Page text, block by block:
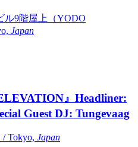
ル9階屋上（YODO
Japan
』Headliner:
Guest DJ: Tungevaag
Tokyo, Japan